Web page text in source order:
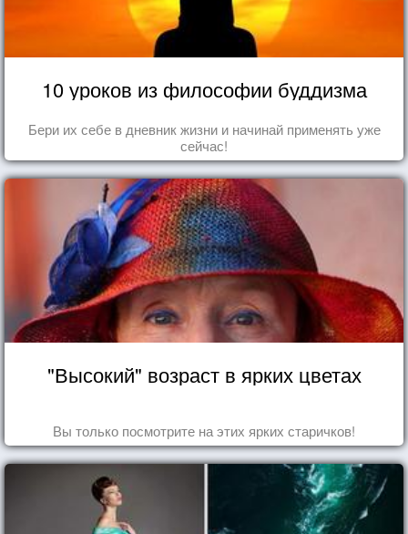
10 уроков из философии буддизма
Бери их себе в дневник жизни и начинай применять уже
сейчас!
"Высокий" возраст в ярких цветах
Вы только посмотрите на этих ярких старичков!